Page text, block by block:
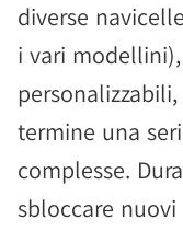
diverse
i vari
termine una
complesse.
sbloccare